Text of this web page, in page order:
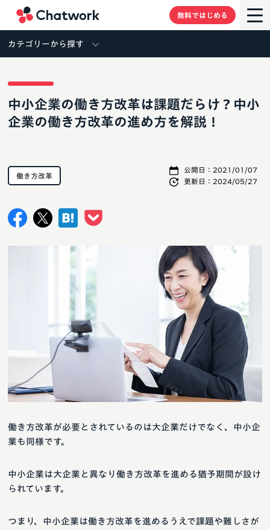
無料ではじめる
カテゴリーから探す
中小企業の働き方改革は課題だらけ？中小
企業の働き方改革の進め方を解説！
公開日： 2021/01/07
更新日： 2024/05/27
働き方改革
つまり、中小企業は働き方改革を進めるうえで課題や難しさが
中小企業は大企業と異なり働き方改革を進める猶予期間が設け
られています。
働き方改革が必要とされているのは大企業だけでなく、中小企
業も同様です。